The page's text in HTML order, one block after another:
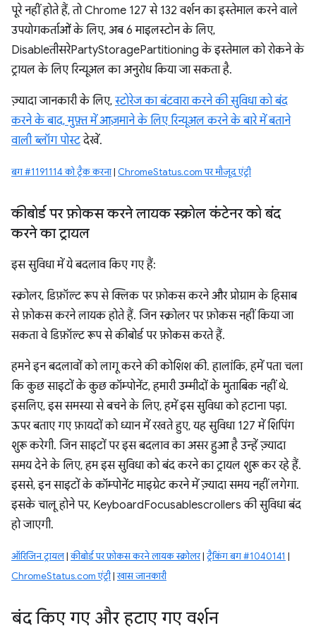
पूरे नहीं होते हैं, तो Chrome 127 से 132 वर्शन का इस्तेमाल करने वाले
उपयोगकर्ताओं के लिए, अब 6 माइलस्टोन के लिए,
DisableतीसरेPartyStoragePartitioning के इस्तेमाल को रोकने के
ट्रायल के लिए रिन्यूअल का अनुरोध किया जा सकता है.
ज़्यादा जानकारी के लिए, स्टोरेज का बंटवारा करने की सुविधा को बंद
करने के बाद, मुफ़्त में आज़माने के लिए रिन्यूअल करने के बारे में बताने
वाली ब्लॉग पोस्टदेखें.
बग #1191114 को ट्रैक करना| ChromeStatus.com पर मौजूद एंट्री
कीबोर्ड पर फ़ोकस करने लायक स्क्रोल कंटेनर को बंद
करने का ट्रायल
इस सुविधा में ये बदलाव किए गए हैं:
स्क्रोलर, डिफ़ॉल्ट रूप से क्लिक पर फ़ोकस करने और प्रोग्राम के हिसाब
से फ़ोकस करने लायक होते हैं. जिन स्क्रोलर पर फ़ोकस नहीं किया जा
सकता वे डिफ़ॉल्ट रूप से कीबोर्ड पर फ़ोकस करते हैं.
हमने इन बदलावों को लागू करने की कोशिश की. हालांकि, हमें पता चला
कि कुछ साइटों के कुछ कॉम्पोनेंट, हमारी उम्मीदों के मुताबिक नहीं थे.
इसलिए, इस समस्या से बचने के लिए, हमें इस सुविधा को हटाना पड़ा.
ऊपर बताए गए फ़ायदों को ध्यान में रखते हुए, यह सुविधा 127 में शिपिंग
शुरू करेगी. जिन साइटों पर इस बदलाव का असर हुआ है उन्हें ज़्यादा
समय देने के लिए, हम इस सुविधा को बंद करने का ट्रायल शुरू कर रहे हैं.
इससे, इन साइटों के कॉम्पोनेंट माइग्रेट करने में ज़्यादा समय नहीं लगेगा.
इसके चालू होने पर, KeyboardFocusablescrollers की सुविधा बंद
हो जाएगी.
ऑरिजिन ट्रायल|कीबोर्ड पर फ़ोकस करने लायक स्क्रोलर|ट्रैकिंग बग #1040141 |
ChromeStatus.com एंट्री|खास जानकारी
बंद किए गए और हटाए गए वर्शन